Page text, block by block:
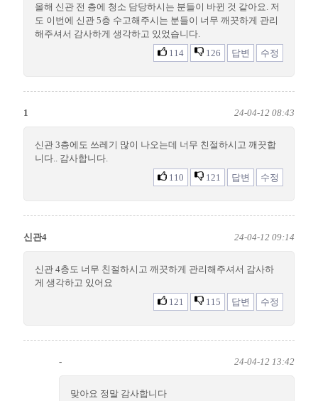
올해 신관 전 층에 청소 담당하시는 분들이 바뀐 것 같아요. 저
도 이번에 신관 5층 수고해주시는 분들이 너무 깨끗하게 관리
해주셔서 감사하게 생각하고 있었습니다.
114
126 답변 수정
1 24-04-12 08:43
신관 3층에도 쓰레기 많이 나오는데 너무 친절하시고 깨끗합
니다.. 감사합니다.
110
121 답변 수정
신관4 24-04-12 09:14
신관 4층도 너무 친절하시고 깨끗하게 관리해주셔서 감사하
게 생각하고 있어요
121
115 답변 수정
- 24-04-12 13:42
맞아요 정말 감사합니다